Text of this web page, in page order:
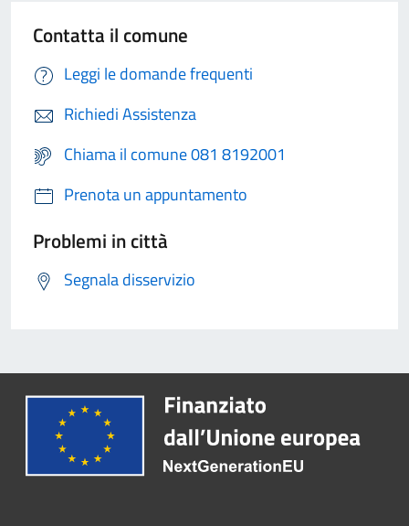
Contatta il comune
Leggi le domande frequenti
Richiedi Assistenza
Chiama il comune 081 8192001
Prenota un appuntamento
Problemi in città
Segnala disservizio